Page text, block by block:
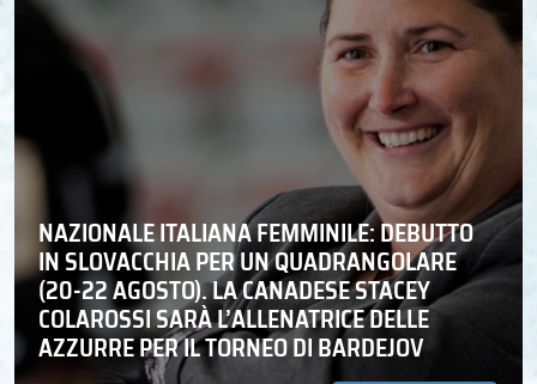
NAZIONALE ITALIANA FEMMINILE: DEBUTTO
IN SLOVACCHIA PER UN QUADRANGOLARE
(20-22 AGOSTO). LA CANADESE STACEY
COLAROSSI SARÀ L’ALLENATRICE DELLE
AZZURRE PER IL TORNEO DI BARDEJOV